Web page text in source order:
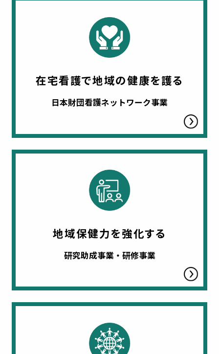
在宅看護で地域の健康を護る
日本財団看護ネットワーク事業
地域保健力を強化する
研究助成事業・研修事業